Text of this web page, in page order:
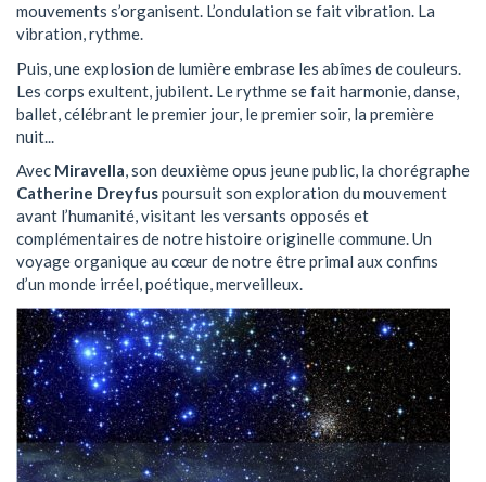
mouvements s’organisent. L’ondulation se fait vibration. La
vibration, rythme.
Puis, une explosion de lumière embrase les abîmes de couleurs.
Les corps exultent, jubilent. Le rythme se fait harmonie, danse,
ballet, célébrant le premier jour, le premier soir, la première
nuit...
Avec Miravella, son deuxième opus jeune public, la chorégraphe
Catherine Dreyfuspoursuit son exploration du mouvement
avant l’humanité, visitant les versants opposés et
complémentaires de notre histoire originelle commune. Un
voyage organique au cœur de notre être primal aux confins
d’un monde irréel, poétique, merveilleux.